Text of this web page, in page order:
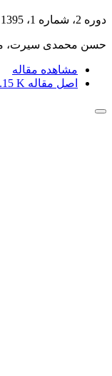
دوره 2، شماره 1، 1395
حسن محمدی سیرت،
مشاهده مقاله
اصل مقاله K